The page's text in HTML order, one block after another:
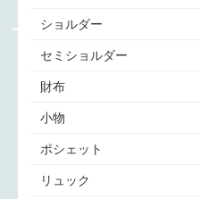
ショルダー
セミショルダー
財布
小物
ポシェット
リュック